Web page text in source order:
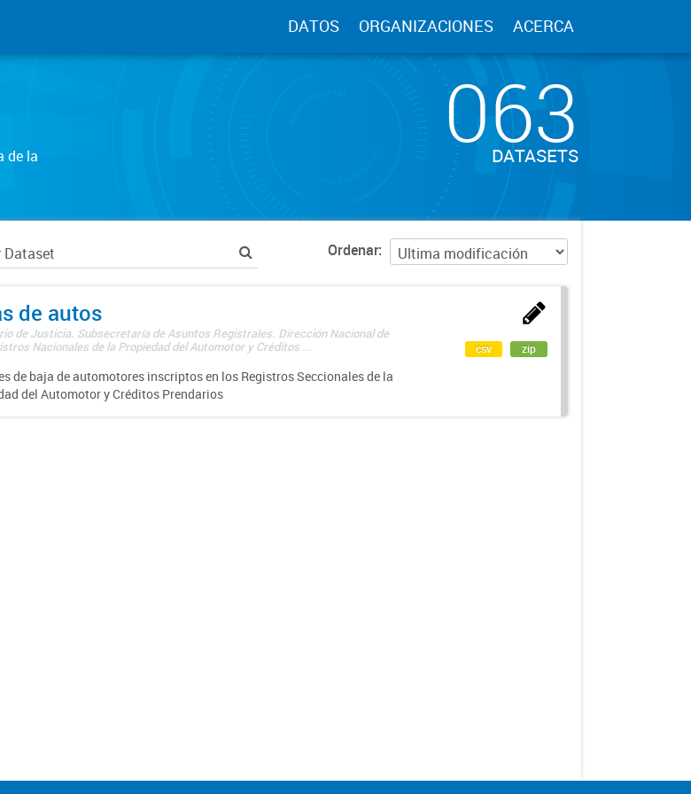
DATOS ORGANIZACIONES ACERCA
de la
063
DATASETS
Ordenar
de autos
de Justicia. Subsecretaría de Asuntos Registrales. Dirección Nacional de
Nacionales de la Propiedad del Automotor y Créditos ...
de baja de automotores inscriptos en los Registros Seccionales de la
del Automotor y Créditos Prendarios
csv zip